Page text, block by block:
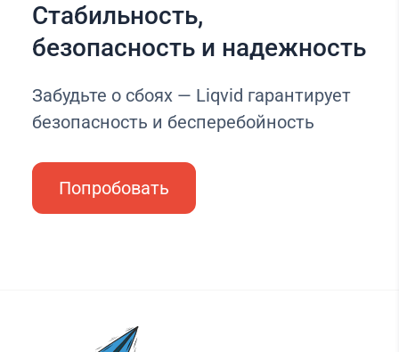
Стабильность,
безопасность и надежность
Забудьте о сбоях — Liqvid гарантирует
безопасность и бесперебойность
Попробовать